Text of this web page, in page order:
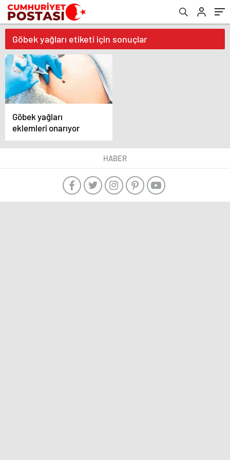
Göbek yağları etiketi için sonuçlar
Göbek yağları
eklemleri onarıyor
HABER